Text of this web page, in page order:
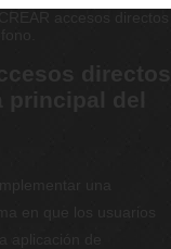
directos
principal del
una
en que los usuarios
aplicación de